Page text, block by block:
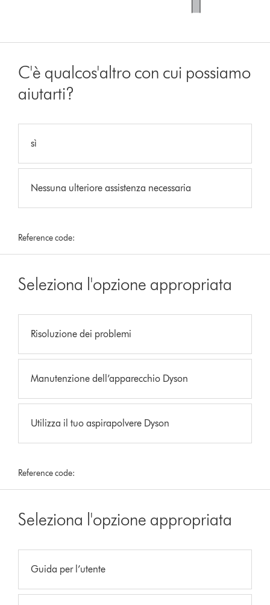
C'è qualcos'altro con cui possiamo
aiutarti?
sì
Nessuna ulteriore assistenza necessaria
Reference code:
Seleziona l'opzione appropriata
Risoluzione dei problemi
Manutenzione dell’apparecchio Dyson
Utilizza il tuo aspirapolvere Dyson
Reference code:
Seleziona l'opzione appropriata
Guida per l’utente